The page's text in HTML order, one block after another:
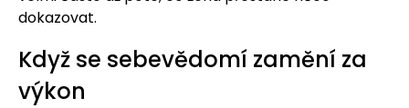
dokazovat.
Když se sebevědomí zamění za
výkon